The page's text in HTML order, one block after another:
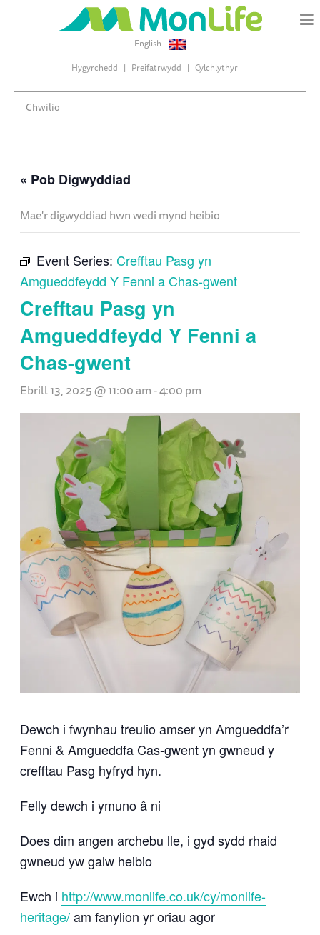
English
Hygyrchedd
Preifatrwydd Cylchlythyr
« Pob Digwyddiad
Mae'r digwyddiad hwn wedi mynd heibio
Event Series: Crefftau Pasg yn
Amgueddfeydd Y Fenni a Chas-gwent
Crefftau Pasg yn
Amgueddfeydd Y Fenni a
Chas-gwent
Ebrill 13, 2025 @ 11:00 am-4:00 pm
Dewch i fwynhau treulio amser yn Amgueddfa’r
Fenni & Amgueddfa Cas-gwent yn gwneud y
crefftau Pasg hyfryd hyn.
Felly dewch i ymuno â ni
Does dim angen archebu lle, i gyd sydd rhaid
gwneud yw galw heibio
Ewch i http://www.monlife.co.uk/cy/monlife-
heritage/am fanylion yr oriau agor